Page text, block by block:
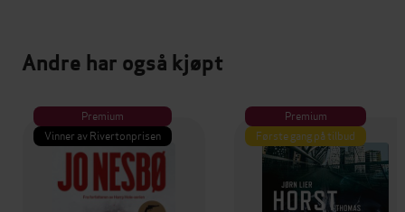
Andre har også kjøpt
Premium
Vinner av Rivertonprisen
Premium
Første gang på tilbud